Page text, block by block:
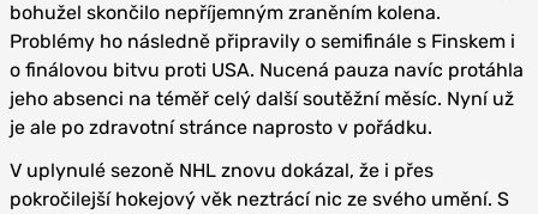
bohužel skončilo nepříjemným zraněním kolena.
Problémy ho následně připravily o semifinále s Finskem i
o finálovou bitvu proti USA. Nucená pauza navíc protáhla
jeho absenci na téměř celý další soutěžní měsíc. Nyní už
je ale po zdravotní stránce naprosto v pořádku.
V uplynulé sezoně NHL znovu dokázal, že i přes
pokročilejší hokejový věk neztrácí nic ze svého umění. S